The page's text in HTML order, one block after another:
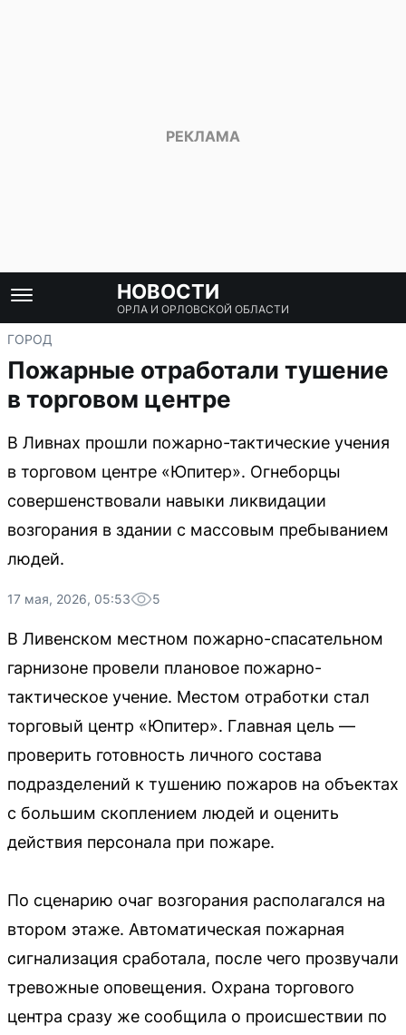
НОВОСТИ
ОРЛА И ОРЛОВСКОЙ ОБЛАСТИ
ГОРОД
Пожарные отработали тушение
в торговом центре
В Ливнах прошли пожарно-тактические учения
в торговом центре «Юпитер». Огнеборцы
совершенствовали навыки ликвидации
возгорания в здании с массовым пребыванием
людей.
17 мая, 2026, 05:53 5
В Ливенском местном пожарно-спасательном
гарнизоне провели плановое пожарно-
тактическое учение. Местом отработки стал
торговый центр «Юпитер». Главная цель —
проверить готовность личного состава
подразделений к тушению пожаров на объектах
с большим скоплением людей и оценить
действия персонала при пожаре.
По сценарию очаг возгорания располагался на
втором этаже. Автоматическая пожарная
сигнализация сработала, после чего прозвучали
тревожные оповещения. Охрана торгового
центра сразу же сообщила о происшествии по